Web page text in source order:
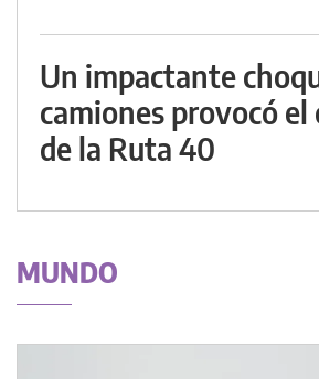
Un impactante
camiones provocó
de la Ruta 40
MUNDO